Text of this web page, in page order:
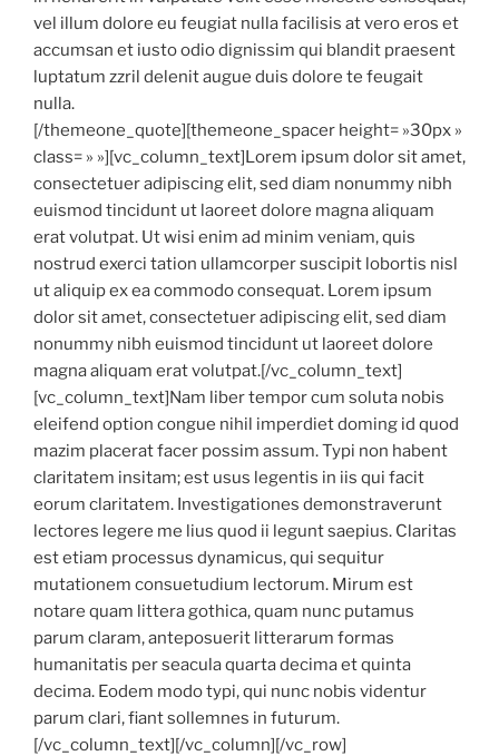
vel illum dolore eu feugiat nulla facilisis at vero eros et
accumsan et iusto odio dignissim qui blandit praesent
luptatum zzril delenit augue duis dolore te feugait
nulla.
[/themeone_quote][themeone_spacer height= »30px »
class= » »][vc_column_text]Lorem ipsum dolor sit amet,
consectetuer adipiscing elit, sed diam nonummy nibh
euismod tincidunt ut laoreet dolore magna aliquam
erat volutpat. Ut wisi enim ad minim veniam, quis
nostrud exerci tation ullamcorper suscipit lobortis nisl
ut aliquip ex ea commodo consequat. Lorem ipsum
dolor sit amet, consectetuer adipiscing elit, sed diam
nonummy nibh euismod tincidunt ut laoreet dolore
magna aliquam erat volutpat.[/vc_column_text]
[vc_column_text]Nam liber tempor cum soluta nobis
eleifend option congue nihil imperdiet doming id quod
mazim placerat facer possim assum. Typi non habent
claritatem insitam; est usus legentis in iis qui facit
eorum claritatem. Investigationes demonstraverunt
lectores legere me lius quod ii legunt saepius. Claritas
est etiam processus dynamicus, qui sequitur
mutationem consuetudium lectorum. Mirum est
notare quam littera gothica, quam nunc putamus
parum claram, anteposuerit litterarum formas
humanitatis per seacula quarta decima et quinta
decima. Eodem modo typi, qui nunc nobis videntur
parum clari, fiant sollemnes in futurum.
[/vc_column_text][/vc_column][/vc_row]